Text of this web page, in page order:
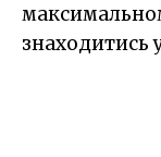
знаходитись